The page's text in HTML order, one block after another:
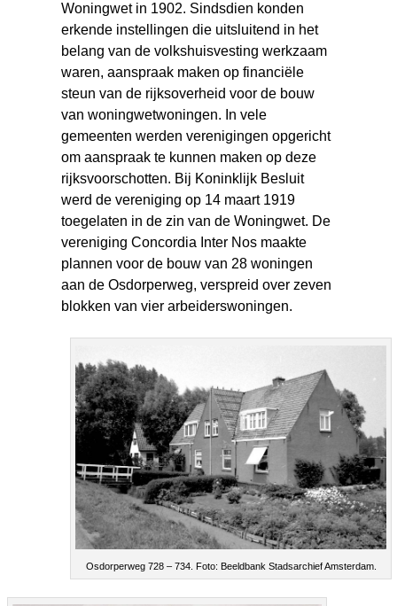
Woningwet in 1902. Sindsdien konden
erkende instellingen die uitsluitend in het
belang van de volkshuisvesting werkzaam
waren, aanspraak maken op financiële
steun van de rijksoverheid voor de bouw
van woningwetwoningen. In vele
gemeenten werden verenigingen opgericht
om aanspraak te kunnen maken op deze
rijksvoorschotten. Bij Koninklijk Besluit
werd de vereniging op 14 maart 1919
toegelaten in de zin van de Woningwet. De
vereniging Concordia Inter Nos maakte
plannen voor de bouw van 28 woningen
aan de Osdorperweg, verspreid over zeven
blokken van vier arbeiderswoningen.
Osdorperweg 728 – 734. Foto: Beeldbank Stadsarchief Amsterdam.